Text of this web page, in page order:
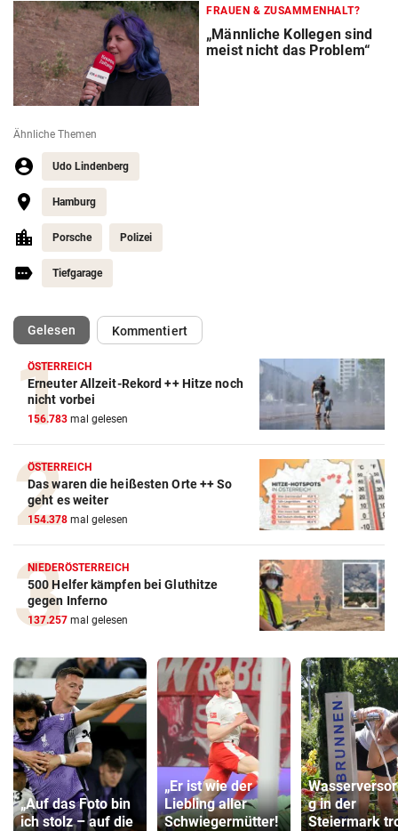
FRAUEN & ZUSAMMENHALT?
„Männliche Kollegen sind
meist nicht das Problem“
Ähnliche Themen
Udo Lindenberg
Hamburg
Porsche Polizei
Tiefgarage
Gelesen(ausgewählt)Kommentiert
ÖSTERREICH
Erneuter Allzeit-Rekord ++ Hitze noch
nicht vorbei
156.783 mal gelesen
ÖSTERREICH
Das waren die heißesten Orte ++ So
geht es weiter
154.378 mal gelesen
NIEDERÖSTERREICH
500 Helfer kämpfen bei Gluthitze
gegen Inferno
137.257 mal gelesen
„Auf das Foto bin
ich stolz – auf die
„Er ist wie der
Liebling aller
Schwiegermütter!
g in der
Steiermark